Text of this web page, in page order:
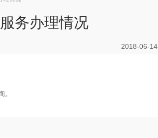
务办理情况
2018-06-14